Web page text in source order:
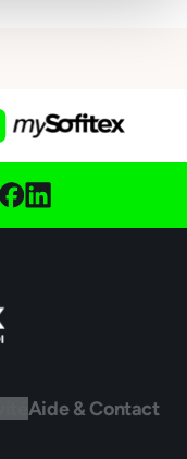
Aide & Contact